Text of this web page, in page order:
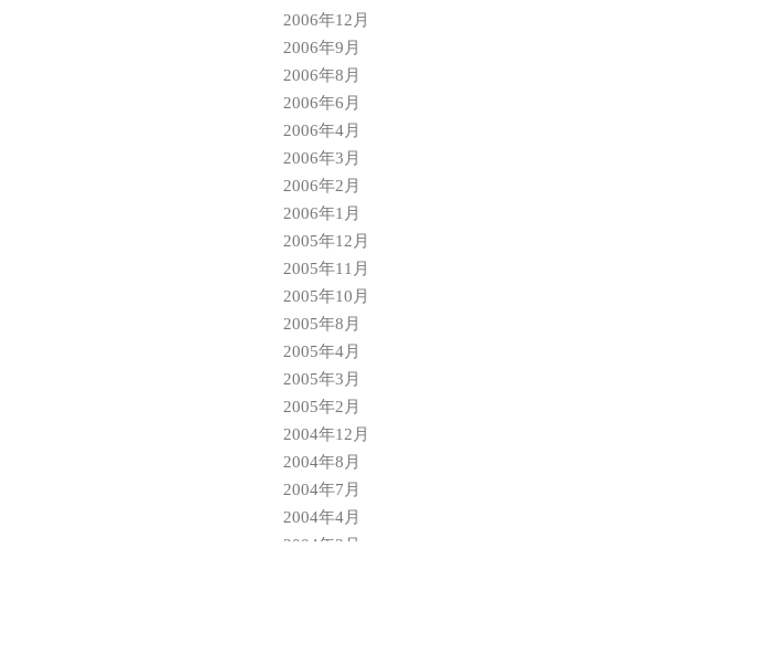
2006年12月
2006年9月
2006年8月
2006年6月
2006年4月
2006年3月
2006年2月
2006年1月
2005年12月
2005年11月
2005年10月
2005年8月
2005年4月
2005年3月
2005年2月
2004年12月
2004年8月
2004年7月
2004年4月
2004年3月